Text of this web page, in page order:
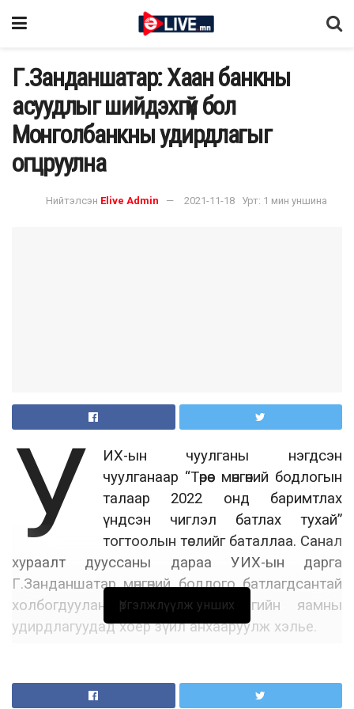
Г.Занданшатар: Хаан банкны
асуудлыг шийдэхгүй бол
Монголбанкны удирдлагыг
огцруулна
Нийтэлсэн Elive Admin 2021-11-18 Урт: 1 мин уншина
У
ИХ-ын чуулганы нэгдсэн
чуулганаар “Төрөөс мөнгөний бодлогын
талаар 2022 онд баримтлах
үндсэн чиглэл батлах тухай”
тогтоолын төслийг баталлаа. Санал
хураалт дууссаны дараа УИХ-ын дарга
Г.Занданшатар мөнгөний бодлого батлагдсантай
холбогдуулан Монголбанк, Сангийн яамны
удирдлагуудад хоёр зүйл анхааруулж хэлье.
эзэмшилтэй холбоотой асуудлаар үнэн худал
нь мэдэгдэхгүй мэдээлэл явах боллоо.
Үргэлжлүүлж унших